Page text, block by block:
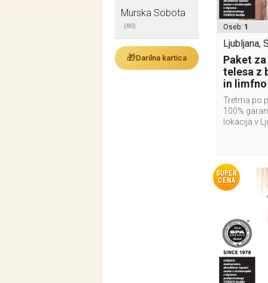
Murska Sobota
(80)
🎁Darilna kartica
Oseb: 1
Ljubljana,
Paket
telesa z
in
Tretma po
100%
lokacija v
SUPER
CENA